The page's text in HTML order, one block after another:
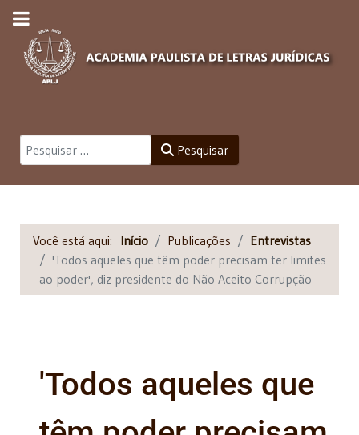
Pesquisar Pesquisar
Você está aqui: Início Publicações
Entrevistas
'Todos aqueles que têm poder precisam ter limites
ao poder', diz presidente do Não Aceito Corrupção
'Todos aqueles que